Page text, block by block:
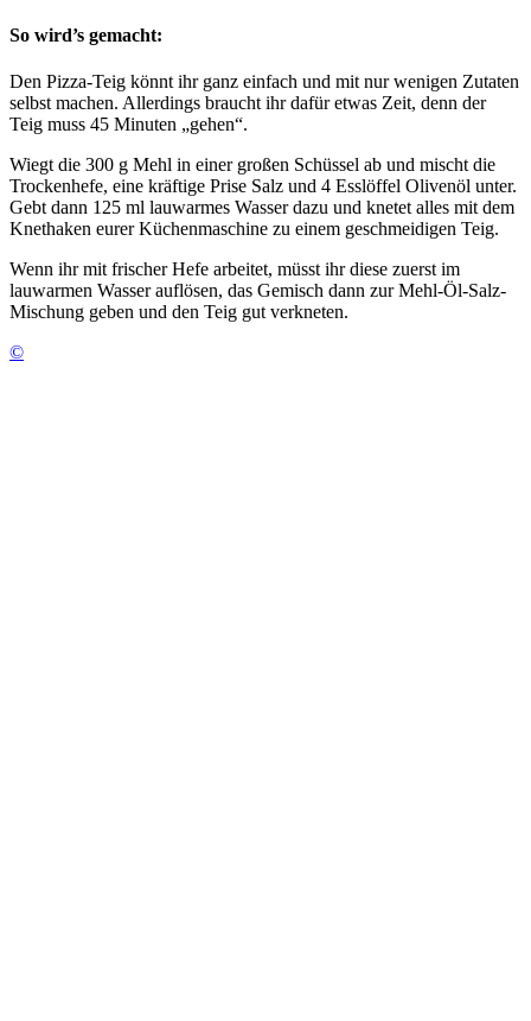
So wird’s gemacht:
Den Pizza-Teig könnt ihr ganz einfach und mit nur wenigen Zutaten
selbst machen. Allerdings braucht ihr dafür etwas Zeit, denn der
Teig muss 45 Minuten „gehen“.
Wiegt die 300 g Mehl in einer großen Schüssel ab und mischt die
Trockenhefe, eine kräftige Prise Salz und 4 Esslöffel Olivenöl unter.
Gebt dann 125 ml lauwarmes Wasser dazu und knetet alles mit dem
Knethaken eurer Küchenmaschine zu einem geschmeidigen Teig.
Wenn ihr mit frischer Hefe arbeitet, müsst ihr diese zuerst im
lauwarmen Wasser auflösen, das Gemisch dann zur Mehl-Öl-Salz-
Mischung geben und den Teig gut verkneten.
©